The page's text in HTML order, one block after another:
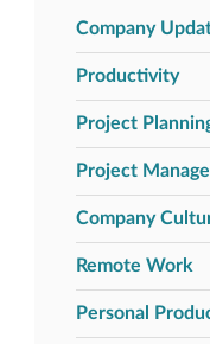
Company
Productivity
Project
Project
Company
Remote Work
Personal